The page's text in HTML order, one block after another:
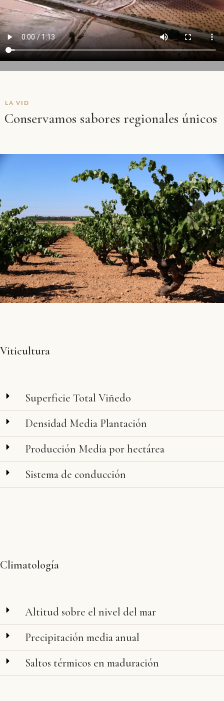
LA VID
Conservamos sabores regionales únicos
Viticultura
Superficie Total Viñedo
Densidad Media Plantación
Producción Media por hectárea
Sistema de conducción
Climatología
Altitud sobre el nivel del mar
Precipitación media anual
Saltos térmicos en maduración